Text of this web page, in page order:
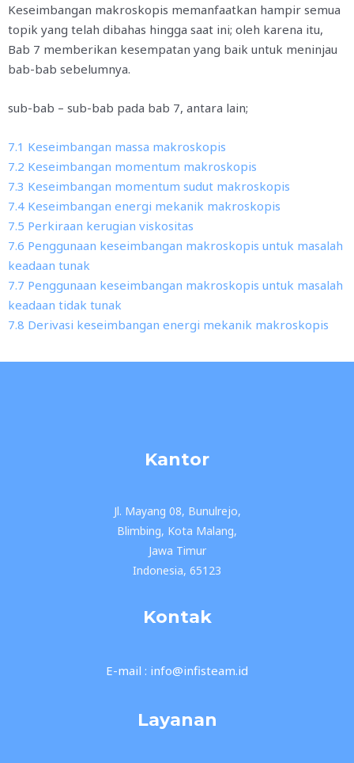
Keseimbangan makroskopis memanfaatkan hampir semua
topik yang telah dibahas hingga saat ini; oleh karena itu,
Bab 7 memberikan kesempatan yang baik untuk meninjau
bab-bab sebelumnya.
sub-bab – sub-bab pada bab 7, antara lain;
7.1 Keseimbangan massa makroskopis
7.2 Keseimbangan momentum makroskopis
7.3 Keseimbangan momentum sudut makroskopis
7.4 Keseimbangan energi mekanik makroskopis
7.5 Perkiraan kerugian viskositas
7.6 Penggunaan keseimbangan makroskopis untuk masalah
keadaan tunak
7.7 Penggunaan keseimbangan makroskopis untuk masalah
keadaan tidak tunak
7.8 Derivasi keseimbangan energi mekanik makroskopis
Kantor
Jl. Mayang 08, Bunulrejo,
Blimbing, Kota Malang,
Jawa Timur
Indonesia, 65123
Kontak
E-mail : info@infisteam.id
Layanan